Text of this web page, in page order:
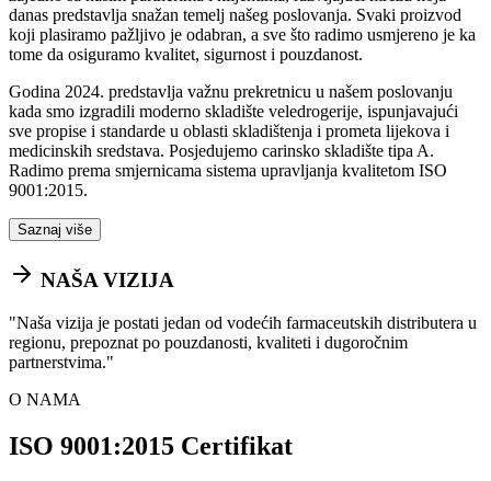
danas predstavlja snažan temelj našeg poslovanja. Svaki proizvod
koji plasiramo pažljivo je odabran, a sve što radimo usmjereno je ka
tome da osiguramo kvalitet, sigurnost i pouzdanost.
Godina 2024. predstavlja važnu prekretnicu u našem poslovanju
kada smo izgradili moderno skladište veledrogerije, ispunjavajući
sve propise i standarde u oblasti skladištenja i prometa lijekova i
medicinskih sredstava. Posjedujemo carinsko skladište tipa A.
Radimo prema smjernicama sistema upravljanja kvalitetom ISO
9001:2015.
Saznaj više
NAŠA VIZIJA
"Naša vizija je postati jedan od vodećih farmaceutskih distributera u
regionu, prepoznat po pouzdanosti, kvaliteti i dugoročnim
partnerstvima."
O NAMA
ISO 9001:2015 Certifikat